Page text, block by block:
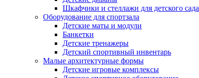
Шкафчики и стеллажи для детского сада
Оборудование для спортзала
Детские маты и модули
Банкетки
Детские тренажеры
Детский спортивный инвентарь
Малые архитектурные формы
Детские игровые комплексы